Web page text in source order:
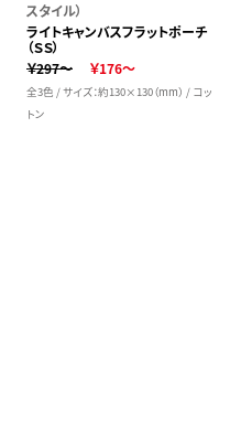
スタイル）
ライトキャンバスフラットポーチ
（ＳＳ）
￥297～
￥176～
全3色 / サイズ：約130×130（mm） / コッ
トン